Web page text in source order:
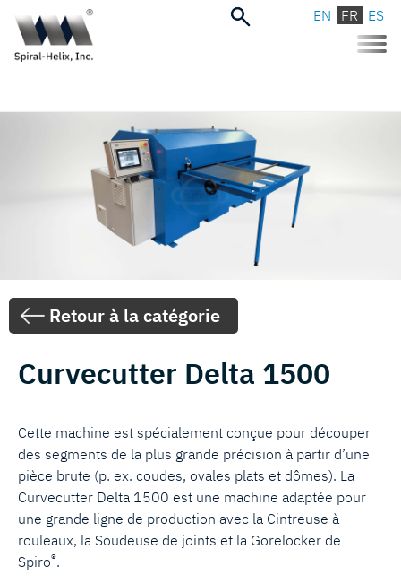
Toggle
EN FR ES
Retour à la catégorie
Curvecutter Delta 1500
Cette machine est spécialement conçue pour découper
des segments de la plus grande précision à partir d’une
pièce brute (p. ex. coudes, ovales plats et dômes). La
Curvecutter Delta 1500 est une machine adaptée pour
une grande ligne de production avec la Cintreuse à
rouleaux, la Soudeuse de joints et la Gorelocker de
Spiro®.